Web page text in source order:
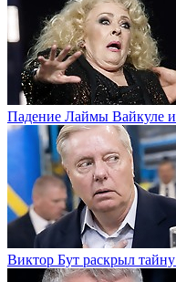
Падение Лаймы Вайкуле
Виктор Бут раскрыл